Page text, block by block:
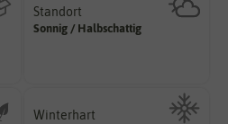
Standort
Sonnig / Halbschattig
Pflanze? (schattig, halbschattig,
sonnig, vollsonnig)
Winterhart